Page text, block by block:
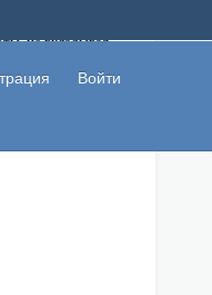
не вкладывая
зарабатывать
Войти